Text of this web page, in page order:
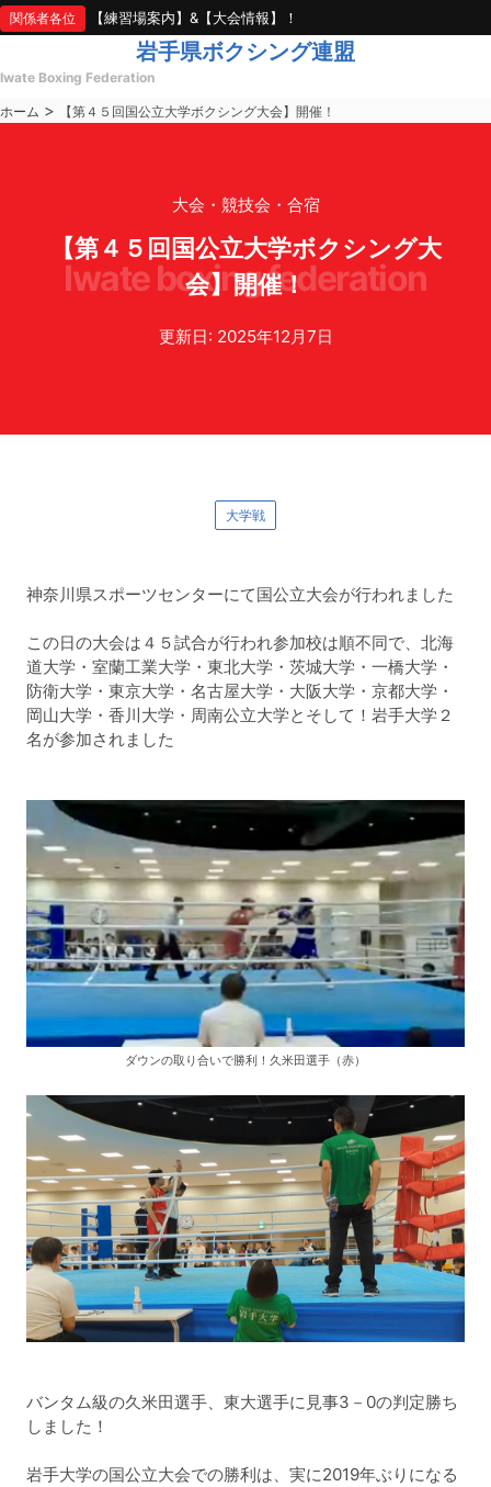
関係者各位 【練習場案内】&【大会情報】！
岩手県ボクシング連盟
Iwate Boxing Federation
ホーム > 【第４５回国公立大学ボクシング大会】開催！
iwate boxing federation
大会・競技会・合宿
【第４５回国公立大学ボクシング大
会】開催！
更新日: 2025年12月7日
大学戦
神奈川県スポーツセンターにて国公立大会が行われました
この日の大会は４５試合が行われ参加校は順不同で、北海
道大学・室蘭工業大学・東北大学・茨城大学・一橋大学・
防衛大学・東京大学・名古屋大学・大阪大学・京都大学・
岡山大学・香川大学・周南公立大学とそして！岩手大学２
名が参加されました
ダウンの取り合いで勝利！久米田選手（赤）
バンタム級の久米田選手、東大選手に見事3－0の判定勝ち
しました！
岩手大学の国公立大会での勝利は、実に2019年ぶりになる